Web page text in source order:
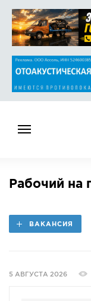
Рабочий на
ВАКАНСИЯ
5 АВГУСТА 2026